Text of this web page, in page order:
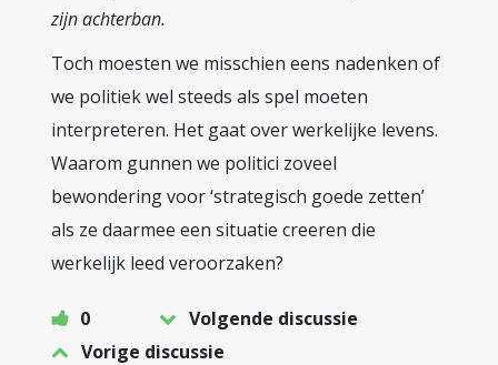
zijn achterban.
Toch moesten we misschien eens nadenken of
we politiek wel steeds als spel moeten
interpreteren. Het gaat over werkelijke levens.
Waarom gunnen we politici zoveel
bewondering voor ‘strategisch goede zetten’
als ze daarmee een situatie creeren die
werkelijk leed veroorzaken?
0
Volgende discussie
Vorige discussie